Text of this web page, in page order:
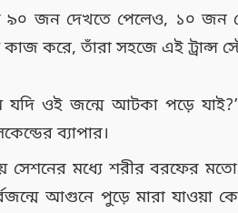
৯০ জন দেখতে পেলেও, ১০ জন
করে, তাঁরা সহজে এই ট্রান্স
ওই জন্মে আটকা পড়ে যাই?”
ব্যাপার।
মধ্যে শরীর বরফের মতো
আগুনে পুড়ে মারা যাওয়া